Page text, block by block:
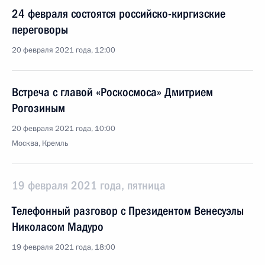
24 февраля состоятся российско-киргизские
переговоры
20 февраля 2021 года, 12:00
Встреча с главой «Роскосмоса» Дмитрием
Рогозиным
20 февраля 2021 года, 10:00
Москва, Кремль
19 февраля 2021 года, пятница
Телефонный разговор с Президентом Венесуэлы
Николасом Мадуро
19 февраля 2021 года, 18:00